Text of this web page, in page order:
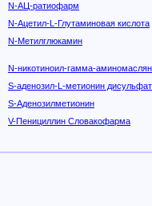
N-АЦ-ратиофарм
N-Ацетил-L-Глутаминовая кислота
N-Метилглюкамин
N-никотиноил-гамма-
S-аденозил-L-метионин
S-Аденозилметионин
V-Пенициллин Словакофарма